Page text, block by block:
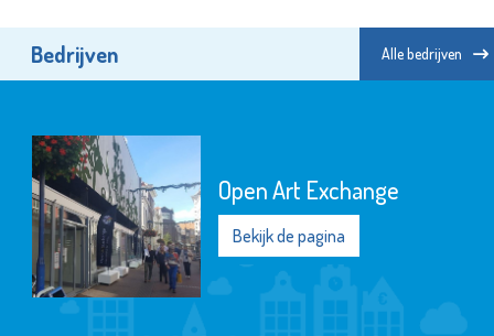
Bedrijven Alle bedrijven
Open Art Exchange
Bekijk de pagina